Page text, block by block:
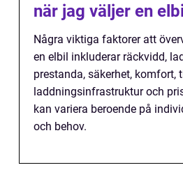
när jag väljer en
Några viktiga faktorer att
en elbil inkluderar räckvidd,
prestanda, säkerhet, komfort,
laddningsinfrastruktur och
kan variera beroende på
och behov.